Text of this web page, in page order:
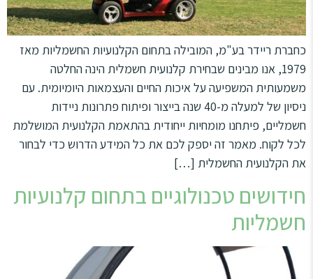
כחברת ריידר בע"מ, המובילה בתחום הקלנועיות החשמליות מאז
1979, אנו מבינים שבחירת קלנועית חשמלית הינה החלטה
משמעותית המשפיעה על איכות החיים והעצמאות היומיומית. עם
ניסיון של למעלה מ-40 שנה בייצור ופיתוח פתרונות ניידות
חשמליים, פיתחנו מומחיות ייחודית בהתאמת הקלנועית המושלמת
לכל לקוח. מאמר זה יספק לכם את כל המידע הדרוש כדי לבחור
את הקלנועית החשמלית […]
חידושים טכנולוגיים בתחום קלנועיות
חשמליות